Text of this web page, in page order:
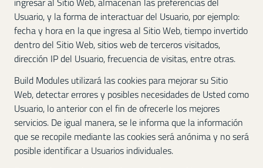
Usuario, y la forma de interactuar del Usuario, por ejemplo:
fecha y hora en la que ingresa al Sitio Web, tiempo invertido
dentro del Sitio Web, sitios web de terceros visitados,
dirección IP del Usuario, frecuencia de visitas, entre otras.
Build Modules utilizará las cookies para mejorar su Sitio
Web, detectar errores y posibles necesidades de Usted como
Usuario, lo anterior con el fin de ofrecerle los mejores
servicios. De igual manera, se le informa que la información
que se recopile mediante las cookies será anónima y no será
posible identificar a Usuarios individuales.